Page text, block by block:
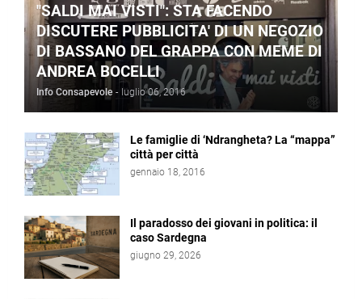
"SALDI MAI VISTI": STA FACENDO
DISCUTERE PUBBLICITA' DI UN NEGOZIO
DI BASSANO DEL GRAPPA CON MEME DI
ANDREA BOCELLI
Info Consapevole - luglio 06, 2016
Le famiglie di ‘Ndrangheta? La “mappa”
città per città
gennaio 18, 2016
Il paradosso dei giovani in politica: il
caso Sardegna
giugno 29, 2026